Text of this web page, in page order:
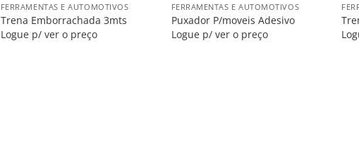
FERRAMENTAS E AUTOMOTIVOS
Trena Emborrachada 3mts
Logue p/ ver o preço
FERRAMENTAS E AUTOMOTIVOS
Puxador P/moveis Adesivo
Logue p/ ver o preço